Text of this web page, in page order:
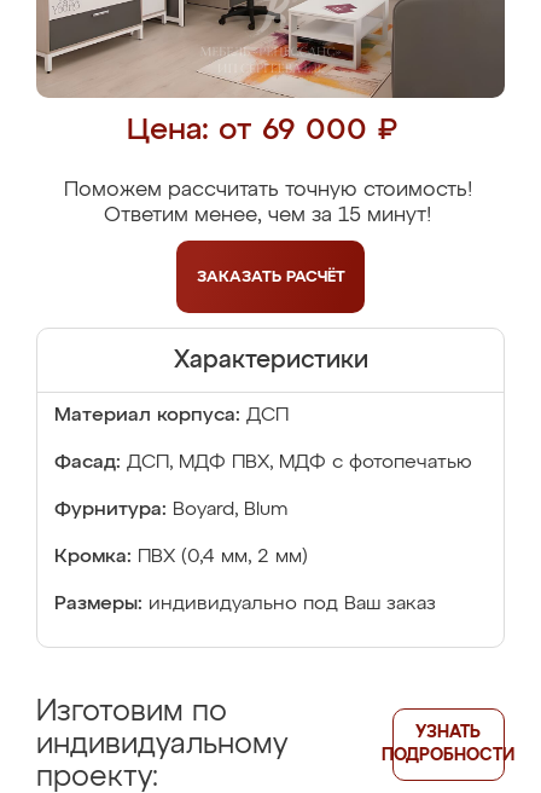
Цена: от 69 000 ₽
Поможем рассчитать точную стоимость!
Ответим менее, чем за 15 минут!
ЗАКАЗАТЬ РАСЧЁТ
Характеристики
Материал корпуса: ДСП
Фасад: ДСП, МДФ ПВХ, МДФ с фотопечатью
Фурнитура: Boyard, Blum
Кромка: ПВХ (0,4 мм, 2 мм)
Размеры: индивидуально под Ваш заказ
Изготовим по
индивидуальному
проекту:
УЗНАТЬ
ПОДРОБНОСТИ